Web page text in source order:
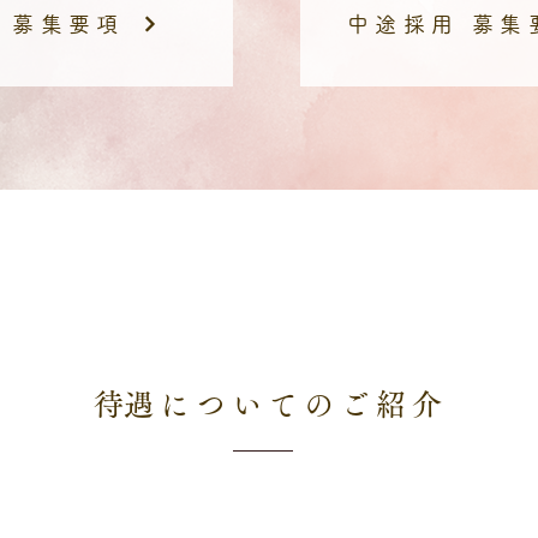
集要項 中途採用 募集
​待遇についてのご紹介